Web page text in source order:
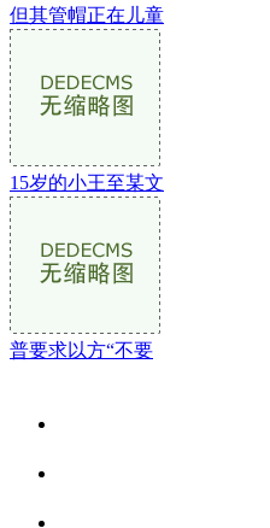
但其管帽正在儿童
15岁的小王至某文
普要求以方“不要